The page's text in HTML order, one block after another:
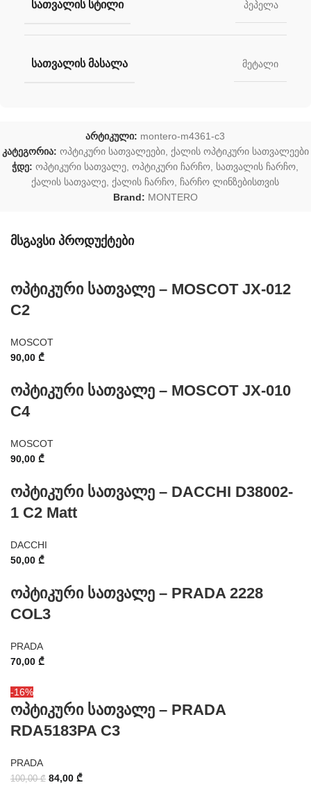
ᲡᲐᲗᲕᲐᲚᲘᲡ ᲡᲢᲘᲚᲘ პეპელა
ᲡᲐᲗᲕᲐᲚᲘᲡ ᲛᲐᲡᲐᲚᲐ მეტალი
არტიკული: montero-m4361-c3
კატეგორია: ოპტიკური სათვალეები, ქალის ოპტიკური სათვალეები
ჭდე: ოპტიკური სათვალე ოპტიკური ჩარჩო სათვალის ჩარჩო
ქალის სათვალე ქალის ჩარჩო
ჩარჩო ლინზებისთვის
Brand: MONTERO
მსგავსი პროდუქტები
ოპტიკური სათვალე – MOSCOT JX-012
C2
MOSCOT
90,00 ₾
ოპტიკური სათვალე – MOSCOT JX-010
C4
MOSCOT
90,00 ₾
ოპტიკური სათვალე – DACCHI D38002-
1 C2 Matt
DACCHI
50,00 ₾
ოპტიკური სათვალე – PRADA 2228
COL3
PRADA
70,00 ₾
-16%
ოპტიკური სათვალე – PRADA
RDA5183PA C3
PRADA
100,00₾ 84,00 ₾